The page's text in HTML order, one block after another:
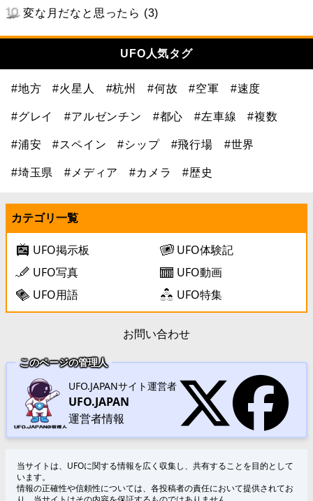
変な月だなと思ったら (3)
UFO人気タグ
#地方 #火星人 #杭州 #何故 #空軍 #速度
#グレイ #アルゼンチン #都心 #左車線 #複数
#浦安 #スペイン #シップ #飛行場 #世界
#埼玉県 #メディア #カメラ #歴史
カテゴリ一覧
UFO掲示板
UFO体験記
UFO写真
UFO動画
UFO用語
UFO特集
お問い合わせ
このページの管理人
UFO.JAPANサイト運営者
UFO.JAPAN
運営者情報
当サイトは、UFOに関する情報を広く収集し、共有することを目的として
います。
情報の正確性や信頼性については、各投稿者の責任において提供されてお